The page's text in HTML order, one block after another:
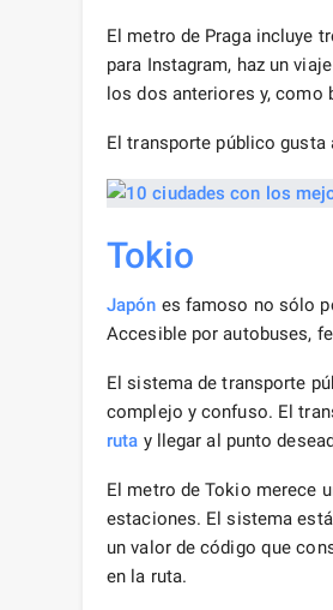
El metro de Praga incluye
para Instagram, haz un
los dos anteriores y, como
El transporte público gusta
Tokio
Japón es famoso no sólo
Accesible por autobuses,
El sistema de transporte
complejo y confuso. El
ruta y llegar al punto
El metro de Tokio merece
estaciones. El sistema
un valor de código que
en la ruta.